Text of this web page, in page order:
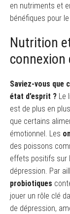
en nutriments et
bénéfiques pour
Nutrition
connexion
Saviez-vous que
état d’esprit ? Le
est de plus en
que certains
émotionnel. Les
des poissons
effets positifs sur
dépression. Par
probiotiques
jouer un rôle clé
de dépression,